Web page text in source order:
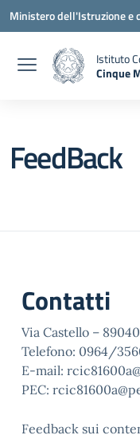
Vai ai contenuti
Vai al menu di navigazione
Vai al footer
Ministero dell'Istruzione e
Istituto
Cinque
FeedBack
Contatti
Via Castello –
Telefono: 0964/
E-mail:
PEC:
Feedback sui